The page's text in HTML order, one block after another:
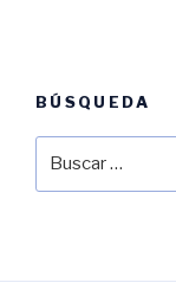
BÚSQUEDA